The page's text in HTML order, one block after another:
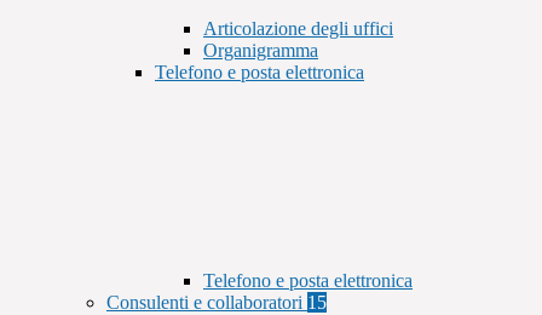
Articolazione degli uffici
Organigramma
Telefono e posta elettronica
Telefono e posta elettronica
Consulenti e collaboratori 15